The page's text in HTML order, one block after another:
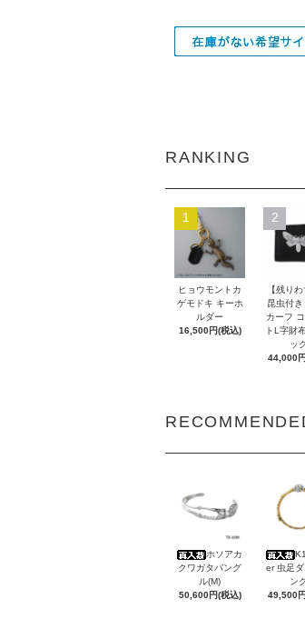
RANKING
1
ヒョウモントカ
ゲモドキ キーホ
ルダー
16,500円(税込)
2
【残りわ
昆虫付
カーフ
トL字財
ック
44,000
ホソアカ
クワガタバング
ル(M)
50,600円(税込)
er 虫足ダ
ン
49,500